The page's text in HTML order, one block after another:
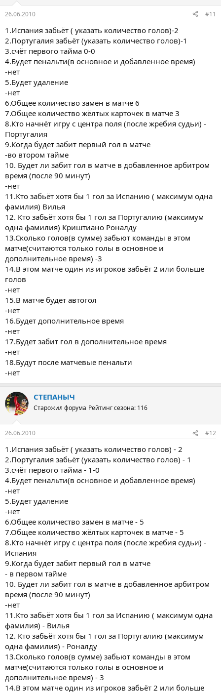
26.06.2010 #11
1.Испания забьёт ( указать количество голов)-2
2.Португалия забьёт (указать количество голов)-1
3.счёт первого тайма 0-0
4.Будет пенальти(в основное и добавленное время)
-нет
5.Будет удаление
-нет
6.Общее количество замен в матче 6
7.Общее количество жёлтых карточек в матче 3
8.Кто начнёт игру с центра поля (после жребия судьи) -
Португалия
9.Когда будет забит первый гол в матче
-во втором тайме
10. Будет ли забит гол в матче в добавленное арбитром
время (после 90 минут)
-нет
11.Кто забьёт хотя бы 1 гол за Испанию ( максимум одна
фамилия) Вилья
12. Кто забьёт хотя бы 1 гол за Португалию (максимум
одна фамилия) Криштиано Роналду
13.Сколько голов(в сумме) забьют команды в этом
матче(считаются только голы в основное и
дополнительное время) -3
14.В этом матче один из игроков забьёт 2 или больше
голов
-нет
15.В матче будет автогол
-нет
16.Будет дополнительное время
-нет
17.Будет забит гол в дополнительное время
-нет
18.Будут после матчевые пенальти
-нет
СТЕПАНЫЧ
Старожил форума Рейтинг сезона: 116
26.06.2010 #12
1.Испания забьёт ( указать количество голов) - 2
2.Португалия забьёт (указать количество голов) - 1
3.счёт первого тайма - 1-0
4.Будет пенальти(в основное и добавленное время)
-нет
5.Будет удаление
-нет
6.Общее количество замен в матче - 5
7.Общее количество жёлтых карточек в матче - 5
8.Кто начнёт игру с центра поля (после жребия судьи) -
Испания
9.Когда будет забит первый гол в матче
- в первом тайме
10. Будет ли забит гол в матче в добавленное арбитром
время (после 90 минут)
-нет
11.Кто забьёт хотя бы 1 гол за Испанию ( максимум одна
фамилия) - Вилья
12. Кто забьёт хотя бы 1 гол за Португалию (максимум
одна фамилия) - Роналду
13.Сколько голов(в сумме) забьют команды в этом
матче(считаются только голы в основное и
дополнительное время) - 3
14.В этом матче один из игроков забьёт 2 или больше